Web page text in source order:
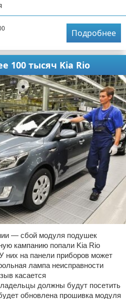
Подробнее
100 тысяч Kia Rio
— сбой модуля подушек
кампанию попали Kia Rio
них на панели приборов может
лампа неисправности
касается
должны будут посетить
обновлена прошивка модуля